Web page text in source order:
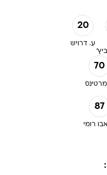
20
ע. דרויש
70
87
רומי